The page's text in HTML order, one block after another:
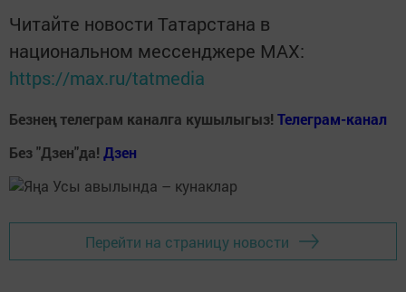
Читайте новости Татарстана в
национальном мессенджере MАХ:
https://max.ru/tatmedia
Безнең телеграм каналга кушылыгыз! Телеграм-канал
Без "Дзен"да! Дзен
Перейти на страницу новости